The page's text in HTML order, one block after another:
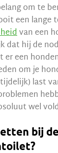
om te
een lange
van een
dat hij de
er een
om je
last
wel
bij